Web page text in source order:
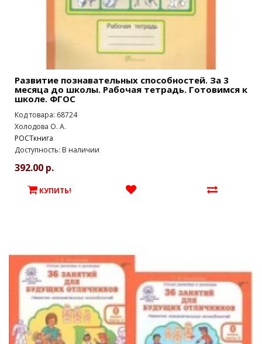
Развитие познавательных способностей. За 3
месяца до школы. Рабочая тетрадь. Готовимся к
школе. ФГОС
Код товара: 68724
Холодова О. А.
РОСТкнига
Доступность: В наличии
392.00 р.
КУПИТЬ!